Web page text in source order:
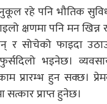
रहे पनि भौतिक
क्षणमा पनि मन
र सोचेको फाइदा
भइनेछ।
प्रारम्भ हुन सक्छ।
प्राप्त हुनेछ।